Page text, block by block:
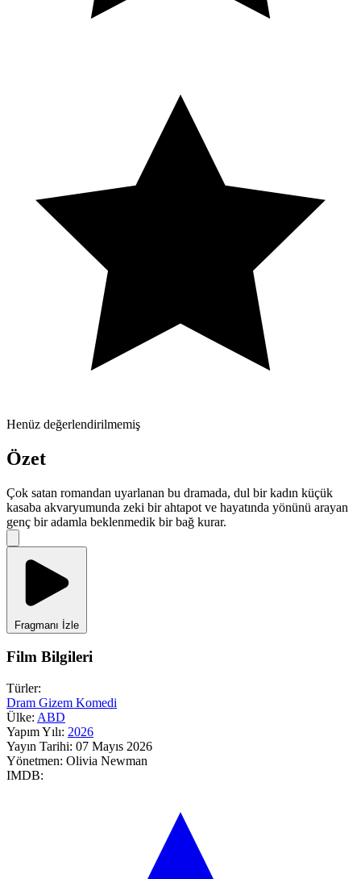
Henüz değerlendirilmemiş
Özet
Çok satan romandan uyarlanan bu dramada, dul bir kadın küçük
kasaba akvaryumunda zeki bir ahtapot ve hayatında yönünü arayan
genç bir adamla beklenmedik bir bağ kurar.
Fragmanı İzle
Film Bilgileri
Türler:
Dram Gizem Komedi
Ülke: ABD
Yapım Yılı: 2026
Yayın Tarihi: 07 Mayıs 2026
Yönetmen: Olivia Newman
IMDB: